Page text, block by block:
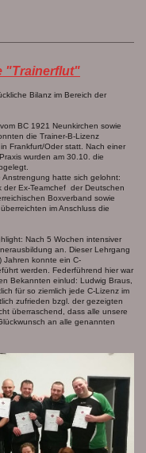
"Trainerflut"
Bilanz im Bereich der
BC 1921 Neunkirchen sowie
die Trainer-B-Lizenz
Frankfurt/Oder statt. Nach einer
wurden am 30.10. die
hatte sich gelohnt:
der Ex-Teamchef der Deutschen
Boxverband sowie
im Anschluss die
Nach 5 Wochen intensiver
an. Dieser Lehrgang
Jahren konnte ein C-
werden. Federführend hier war
Bekannten einlud: Ludwig Braus,
für so ziemlich jede C-Lizenz im
zufrieden bzgl. der gezeigten
überraschend, dass alle unsere
an alle genannten